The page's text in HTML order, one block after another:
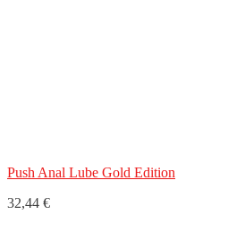
Push Anal Lube Gold Edition
32,44 €